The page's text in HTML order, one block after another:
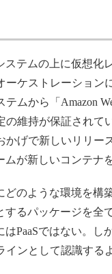
テムの上に仮想化
ーケストレーション
ムから「Amazon
維持が保証されて
かげで新しいリリー
が新しいコンテナ
のような環境を構
するパッケージを全
PaaSではない。し
ンとして認識する